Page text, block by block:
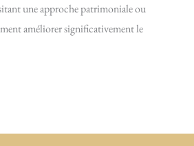
une approche patrimoniale ou
améliorer significativement le